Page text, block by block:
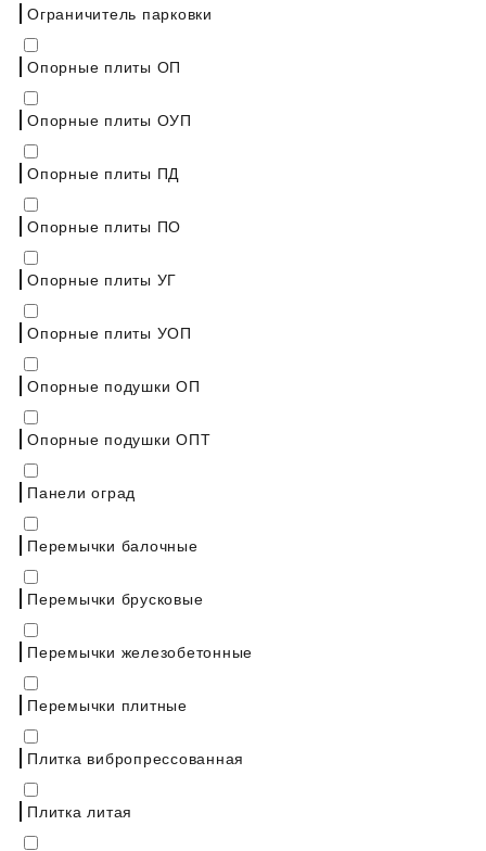
Ограничитель парковки
Опорные плиты ОП
Опорные плиты ОУП
Опорные плиты ПД
Опорные плиты ПО
Опорные плиты УГ
Опорные плиты УОП
Опорные подушки ОП
Опорные подушки ОПТ
Панели оград
Перемычки балочные
Перемычки брусковые
Перемычки железобетонные
Перемычки плитные
Плитка вибропрессованная
Плитка литая